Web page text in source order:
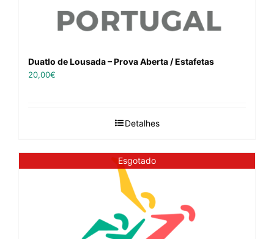
Duatlo de Lousada – Prova Aberta / Estafetas
20,00€
Detalhes
Esgotado